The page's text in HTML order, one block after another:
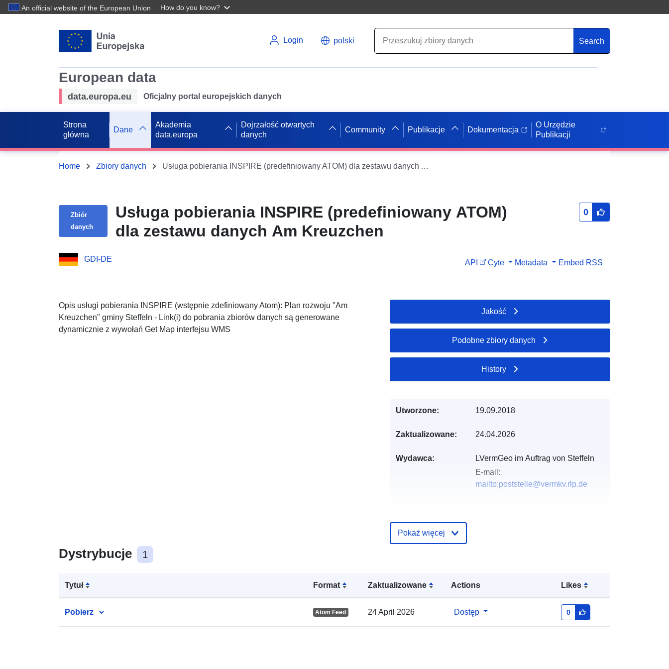
An official website of the European Union How do you know?
Login polski Search
European data
data.europa.eu Oficjalny portal europejskich danych
Strona
główna
Dane
Akademia
data.europa
Dojrzałość otwartych
danych
Community Publikacje Dokumentacja
O Urzędzie
Publikacji
Home Zbiory danych Usługa pobierania INSPIRE (predefiniowany ATOM) dla zestawu danych Am Kreuzchen
Zbiór
danych
Usługa pobierania INSPIRE (predefiniowany ATOM)
dla zestawu danych Am Kreuzchen
0
GDI-DE API Cyte Metadata Embed RSS
Opis usługi pobierania INSPIRE (wstępnie zdefiniowany Atom): Plan rozwoju "Am
Kreuzchen" gminy Steffeln - Link(i) do pobrania zbiorów danych są generowane
dynamicznie z wywołań Get Map interfejsu WMS
Dystrybucje 1
Tytuł Format Zaktualizowane Actions Likes
Pobierz Atom Feed 24 April 2026 Dostęp 0
Jakość
Podobne zbiory danych
History
Utworzone: 19.09.2018
Zaktualizowane: 24.04.2026
Wydawca:
LVermGeo im Auftrag von Steffeln
E-mail:
mailto:poststelle@vermkv.rlp.de
[ 6.57688, 50.2874 ], [ 6.57688,
50.2855 ], [ 6.57403, 50.2855 ], [
Pokaż więcej